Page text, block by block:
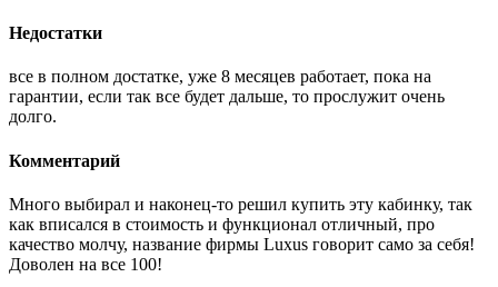
Недостатки
все в полном достатке, уже 8 месяцев работает, пока на
гарантии, если так все будет дальше, то прослужит очень
долго.
Комментарий
Много выбирал и наконец-то решил купить эту кабинку, так
как вписался в стоимость и функционал отличный, про
качество молчу, название фирмы Luxus говорит само за себя!
Доволен на все 100!